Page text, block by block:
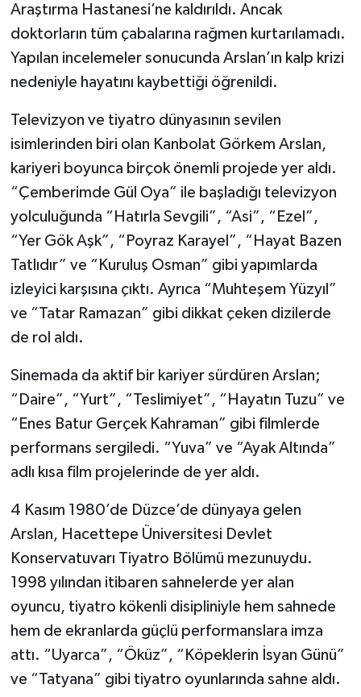
Araştırma Hastanesi’ne kaldırıldı. Ancak
doktorların tüm çabalarına rağmen kurtarılamadı.
Yapılan incelemeler sonucunda Arslan’ın kalp krizi
nedeniyle hayatını kaybettiği öğrenildi.
Televizyon ve tiyatro dünyasının sevilen
isimlerinden biri olan Kanbolat Görkem Arslan,
kariyeri boyunca birçok önemli projede yer aldı.
“Çemberimde Gül Oya” ile başladığı televizyon
yolculuğunda “Hatırla Sevgili”, “Asi”, “Ezel”,
“Yer Gök Aşk”, “Poyraz Karayel”, “Hayat Bazen
Tatlıdır” ve “Kuruluş Osman” gibi yapımlarda
izleyici karşısına çıktı. Ayrıca “Muhteşem Yüzyıl”
ve “Tatar Ramazan” gibi dikkat çeken dizilerde
de rol aldı.
Sinemada da aktif bir kariyer sürdüren Arslan;
“Daire”, “Yurt”, “Teslimiyet”, “Hayatın Tuzu” ve
“Enes Batur Gerçek Kahraman” gibi filmlerde
performans sergiledi. “Yuva” ve “Ayak Altında”
adlı kısa film projelerinde de yer aldı.
4 Kasım 1980’de Düzce’de dünyaya gelen
Arslan, Hacettepe Üniversitesi Devlet
Konservatuvarı Tiyatro Bölümü mezunuydu.
1998 yılından itibaren sahnelerde yer alan
oyuncu, tiyatro kökenli disipliniyle hem sahnede
hem de ekranlarda güçlü performanslara imza
attı. “Uyarca”, “Öküz”, “Köpeklerin İsyan Günü”
ve “Tatyana” gibi tiyatro oyunlarında sahne aldı.